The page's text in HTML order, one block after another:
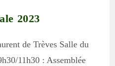
2023
de Trèves Salle du
11h30 : Assemblée